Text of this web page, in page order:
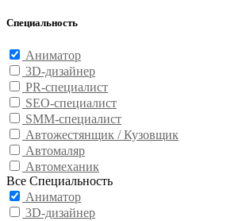
Специальность
Аниматор
3D-дизайнер
PR-специалист
SEO-специалист
SMM-специалист
Автожестянщик / Кузовщик
Автомаляр
Автомеханик
Все Специальность
Аниматор
3D-дизайнер